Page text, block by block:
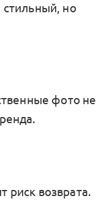
стильный, но
фото не
риск возврата.